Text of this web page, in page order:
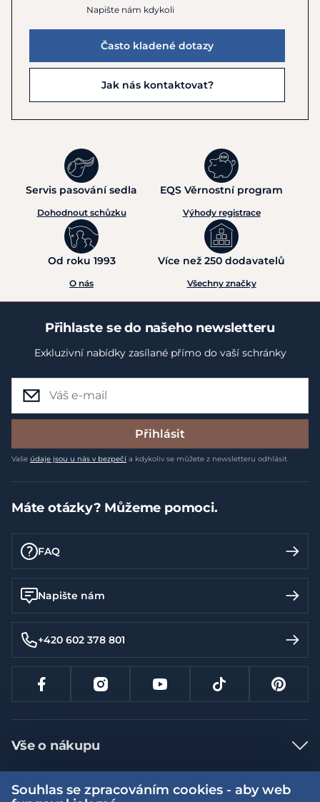
Napište nám kdykoli
Často kladené dotazy
Jak nás kontaktovat?
Servis pasování sedla
Dohodnout schůzku
EQS Věrnostní program
Výhody registrace
Od roku 1993
O nás
Více než 250 dodavatelů
Všechny značky
Přihlaste se do našeho newsletteru
Exkluzivní nabídky zasílané přímo do vaší schránky
Přihlásit
Vaše údaje jsou u nás v bezpečí a kdykoliv se můžete z newsletteru odhlásit.
Máte otázky? Můžeme pomoci.
FAQ
Napište nám
+420 602 378 801
Vše o nákupu
Jak nakupovat
Nejčastější dotazy
Více informací
Souhlas se zpracováním cookies - aby web